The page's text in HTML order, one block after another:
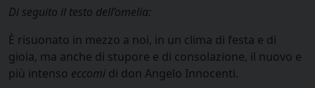
Di seguito il testo dell’omelia:
È risuonato in mezzo a noi, in un clima di festa e di
gioia, ma anche di stupore e di consolazione, il nuovo e
più intenso eccomi di don Angelo Innocenti.